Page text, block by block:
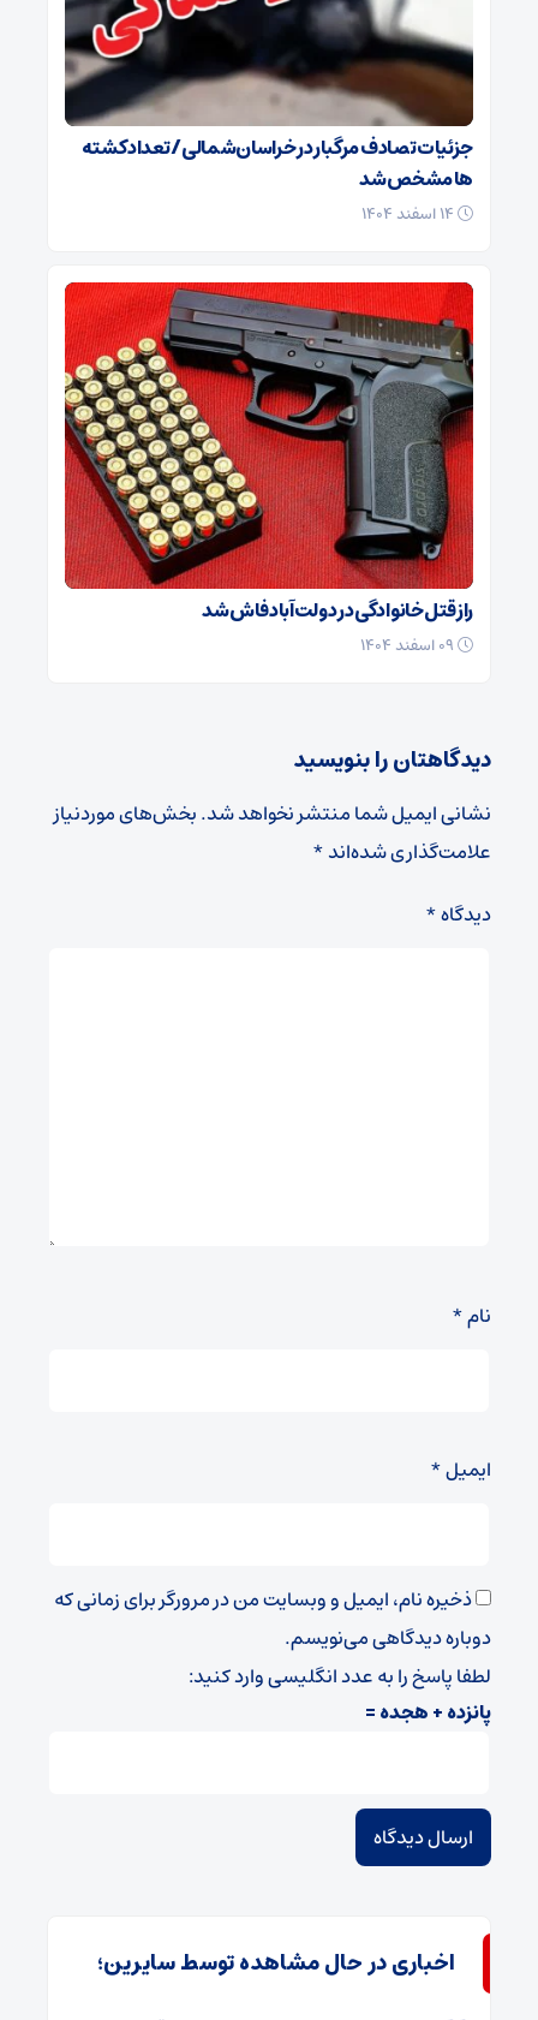
جزئیات تصادف مرگبار در خراسان‌شمالی/ تعداد کشته
ها مشخص شد
راز قتل خانوادگی در دولت‌آباد فاش شد
دیدگاهتان را بنویسید
نشانی ایمیل شما منتشر نخواهد شد.بخش‌های موردنیاز
علامت‌گذاری شده‌اند*
دیدگاه*
نام*
ایمیل*
ذخیره نام، ایمیل و وبسایت من در مرورگر برای زمانی که
دوباره دیدگاهی می‌نویسم.
لطفا پاسخ را به عدد انگلیسی وارد کنید:
پانزده + هجده =
اخباری در حال مشاهده توسط سایرین؛